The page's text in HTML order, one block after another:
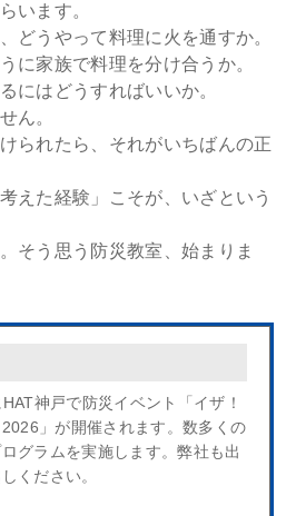
います。
どうやって料理に火を通すか。
に家族で料理を分け合うか。
にはどうすればいいか。
ん。
られたら、それがいちばんの正
えた経験」こそが、いざという
そう思う防災教室、始まりま
神戸で防災イベント「イザ！
」が開催されます。数多くの
グラムを実施します。弊社も出
ください。